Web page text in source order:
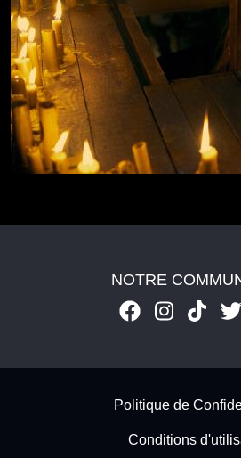
NOTRE
Footer - Subfooter
Politique de
Conditions